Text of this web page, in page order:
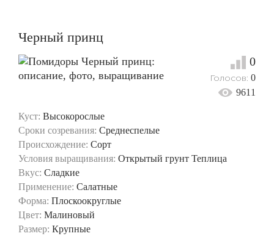
Черный принц
Куст: Высокорослые
Сроки созревания: Среднеспелые
Происхождение: Сорт
Условия выращивания: Открытый грунт Теплица
Вкус: Сладкие
Применение: Салатные
Форма: Плоскоокруглые
Цвет: Малиновый
Размер: Крупные
0
Голосов: 0
9611